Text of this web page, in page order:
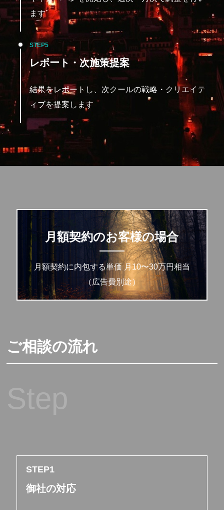
ます
STEP
レポート・次施策提案
結果をレポートし、次クールの戦略・クリエイテ
ィブを提案します
月額契約のお客様の場合
月額契約に内包する単価 月10〜30万円相当
（広告費別途）
ご相談の流れ
STEP
御社の対応